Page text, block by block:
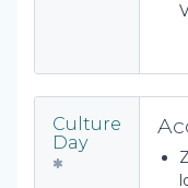
Culture
Day